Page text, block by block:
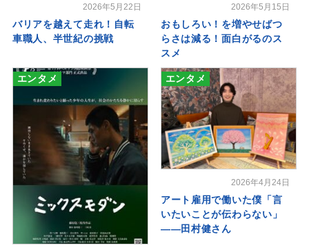
2026年5月22日
バリアを越えて走れ！自転
車職人、半世紀の挑戦
2026年5月15日
おもしろい！を増やせばつ
らさは減る！面白がるのス
スメ
エンタメ エンタメ
2026年4月24日
アート雇用で働いた僕「言
いたいことが伝わらない」
――田村健さん